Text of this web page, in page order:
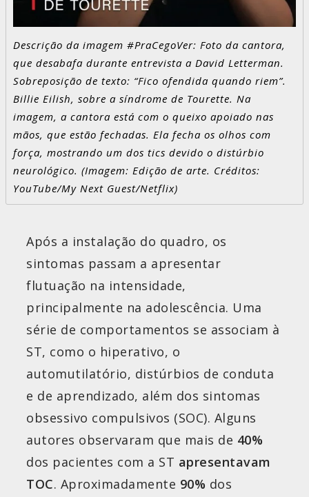
Descrição da imagem #PraCegoVer: Foto da cantora,
que desabafa durante entrevista a David Letterman.
Sobreposição de texto: “Fico ofendida quando riem”.
Billie Eilish, sobre a síndrome de Tourette. Na
imagem, a cantora está com o queixo apoiado nas
mãos, que estão fechadas. Ela fecha os olhos com
força, mostrando um dos tics devido o distúrbio
neurológico. (Imagem: Edição de arte. Créditos:
YouTube/My Next Guest/Netflix)
Após a instalação do quadro, os
sintomas passam a apresentar
flutuação na intensidade,
principalmente na adolescência. Uma
série de comportamentos se associam à
ST, como o hiperativo, o
automutilatório, distúrbios de conduta
e de aprendizado, além dos sintomas
obsessivo compulsivos (SOC). Alguns
autores observaram que mais de 40%
dos pacientes com a ST apresentavam
TOC. Aproximadamente 90% dos